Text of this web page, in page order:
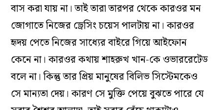
বাস করা যায় না। তাই তারা তারপর থেকে কারওর মন
জোগাতে নিজের ড্রেসিং চয়েস পালটায় না। কারওর
হৃদয় পেতে নিজের সাধ্যের বাইরে গিয়ে আইফোন
কেনে না। কারওর কথায় শাহরুখ খান-কে ওভাররেটেড
বলে না। কিন্তু তার প্রিয় মানুষের বিলিভ সিস্টেমকেও
সে মান্যতা দেয়। কারণ সে মুক্তি পেয়ে বুঝতে পারে যে